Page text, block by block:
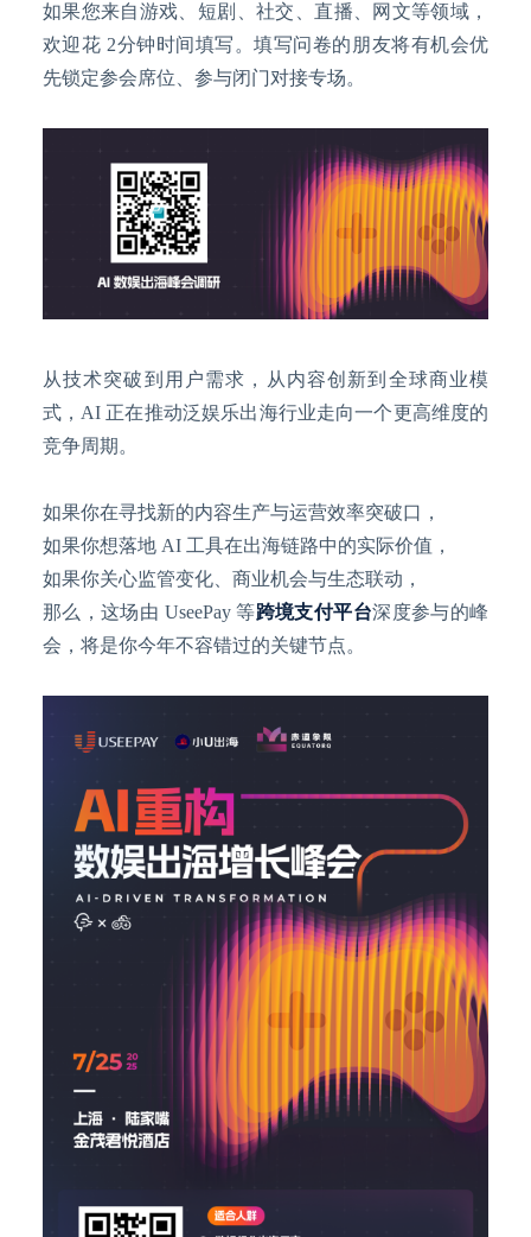
如果您来自游戏、短剧、社交、直播、网文等领域，
欢迎花 2分钟时间填写。填写问卷的朋友将有机会优
先锁定参会席位、参与闭门对接专场。
从技术突破到用户需求，从内容创新到全球商业模
式， AI 正在推动泛娱乐出海行业走向一个更高维度的
竞争周期。
如果你在寻找新的内容生产与运营效率突破口，
如果你想落地 AI 工具在出海链路中的实际价值，
如果你关心监管变化、商业机会与生态联动，
那么，这场由 UseePay 等跨境支付平台深度参与的峰
会，将是你今年不容错过的关键节点。